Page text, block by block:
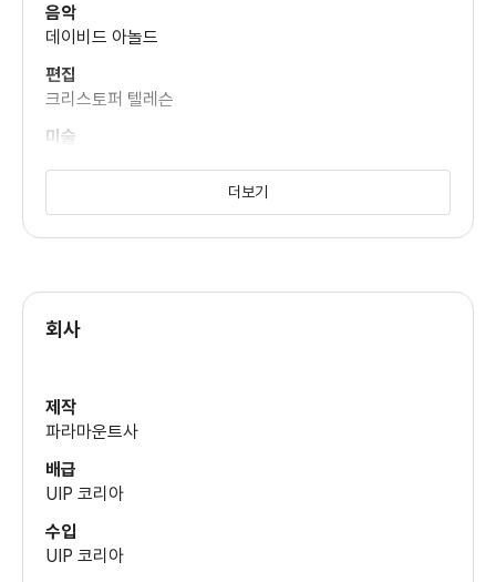
(델라노 부인)
아킬 워커
음악
데이비드 아놀드
편집
크리스토퍼 텔레슨
미술
더보기
회사
제작
파라마운트사
배급
UIP 코리아
수입
UIP 코리아